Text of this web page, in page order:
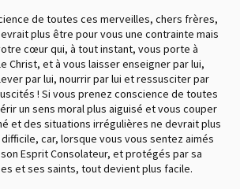
de toutes ces merveilles, chers frères,
plus être pour vous une contrainte mais
cœur qui, à tout instant, vous porte à
Christ, et à vous laisser enseigner par lui,
par lui, nourrir par lui et ressusciter par
! Si vous prenez conscience de toutes
un sens moral plus aiguisé et vous couper
et des situations irrégulières ne devrait plus
car, lorsque vous vous sentez aimés
Esprit Consolateur, et protégés par sa
et ses saints, tout devient plus facile.